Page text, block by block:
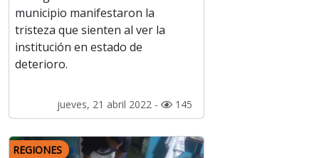
municipio manifestaron la
tristeza que sienten al ver la
institución en estado de
deterioro.
jueves, 21 abril 2022 - 145
REGIONES